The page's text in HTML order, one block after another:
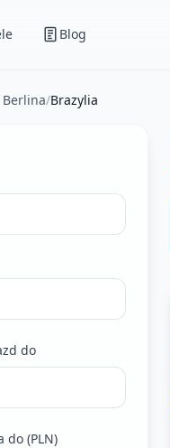
Blog
/Brazylia
do
do (PLN)